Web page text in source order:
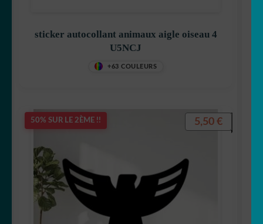
sticker autocollant animaux aigle oiseau 4
U5NCJ
+63 COULEURS
50% SUR LE 2ÈME !! 5,50 €